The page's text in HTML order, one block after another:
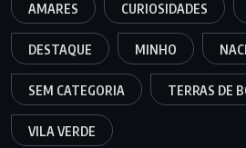
AMARES CURIOSIDADES
DESTAQUE MINHO
SEM CATEGORIA TERRAS DE
VILA VERDE